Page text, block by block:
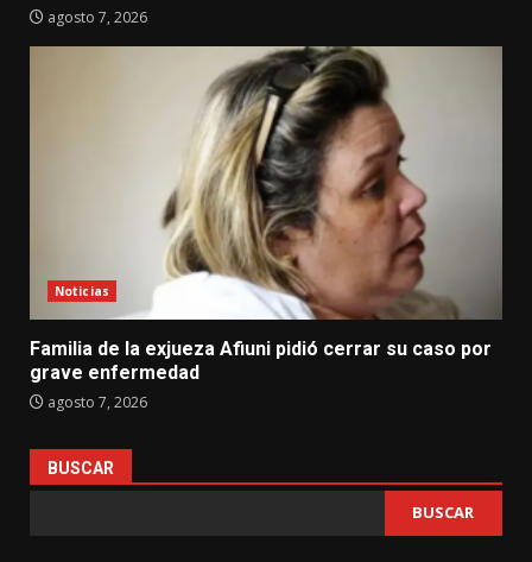
agosto 7, 2026
Noticias
Familia de la exjueza Afiuni pidió cerrar su caso por
grave enfermedad
agosto 7, 2026
BUSCAR
BUSCAR